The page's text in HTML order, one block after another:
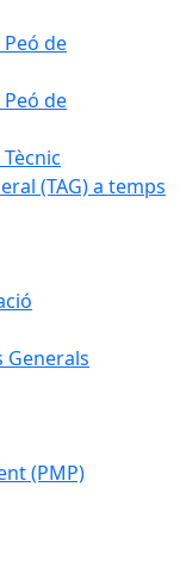
de
de
(TAG) a temps
Generals
(PMP)